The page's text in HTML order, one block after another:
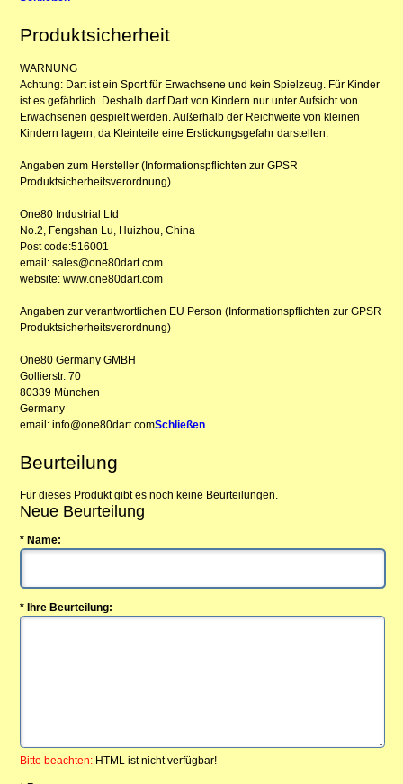
Produktsicherheit
WARNUNG
Achtung: Dart ist ein Sport für Erwachsene und kein Spielzeug. Für Kinder
ist es gefährlich. Deshalb darf Dart von Kindern nur unter Aufsicht von
Erwachsenen gespielt werden. Außerhalb der Reichweite von kleinen
Kindern lagern, da Kleinteile eine Erstickungsgefahr darstellen.
Angaben zum Hersteller (Informationspflichten zur GPSR
Produktsicherheitsverordnung)
One80 Industrial Ltd
No.2, Fengshan Lu, Huizhou, China
Post code:516001
email: sales@one80dart.com
website: www.one80dart.com
Angaben zur verantwortlichen EU Person (Informationspflichten zur GPSR
Produktsicherheitsverordnung)
One80 Germany GMBH
Gollierstr. 70
80339 München
Germany
email: info@one80dart.comSchließen
Beurteilung
Für dieses Produkt gibt es noch keine Beurteilungen.
Neue Beurteilung
* Name:
* Ihre Beurteilung:
Bitte beachten: HTML ist nicht verfügbar!